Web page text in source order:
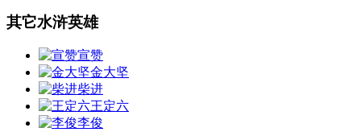
其它水浒英雄
宣赞
金大坚
柴进
王定六
李俊